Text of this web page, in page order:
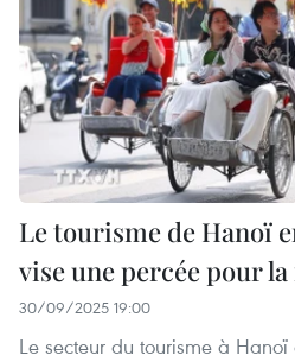
Le tourisme de Hanoï
vise une percée pour la
30/09/2025 19:00
Le secteur du tourisme à